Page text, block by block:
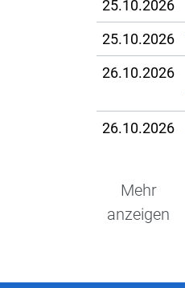
25.10.2026
25.10.2026
26.10.2026
26.10.2026
Mehr
anzeigen